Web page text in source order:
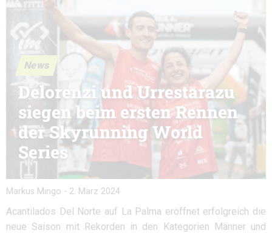
News
Delorenzi und Urrestarazu
siegen beim ersten Rennen
der Skyrunning World
Series
Markus Mingo - 2. März 2024
Acantilados Del Norte auf La Palma eröffnet erfolgreich die
neue Saison mit Rekorden in den Kategorien Männer und